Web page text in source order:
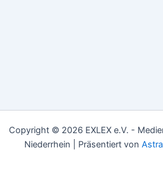
Copyright © 2026 EXLEX e.V. -
Niederrhein | Präsentiert von